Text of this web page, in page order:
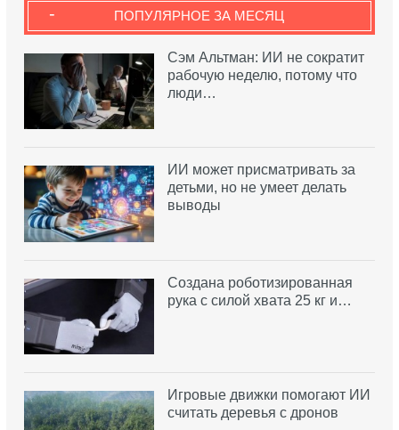
ПОПУЛЯРНОЕ ЗА МЕСЯЦ
-
Сэм Альтман: ИИ не сократит
рабочую неделю, потому что
люди…
ИИ может присматривать за
детьми, но не умеет делать
выводы
Создана роботизированная
рука с силой хвата 25 кг и…
Игровые движки помогают ИИ
считать деревья с дронов